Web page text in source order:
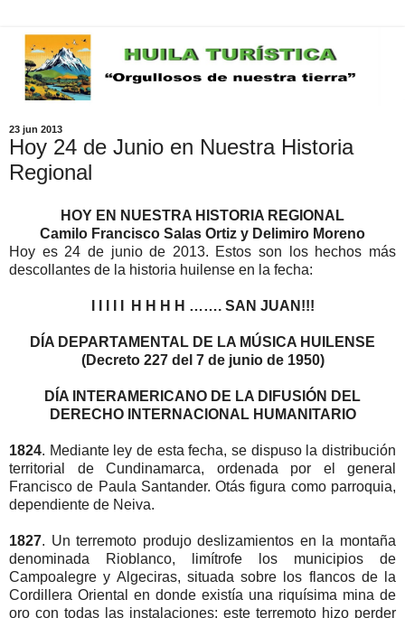
23 jun 2013
Hoy 24 de Junio en Nuestra Historia
Regional
HOY EN NUESTRA HISTORIA REGIONAL
Camilo Francisco Salas Ortiz y Delimiro Moreno
Hoy es 24 de junio de 2013. Estos son los hechos más
descollantes de la historia huilense en la fecha:
I I I I I H H H H ……. SAN JUAN!!!
DÍA DEPARTAMENTAL DE LA MÚSICA HUILENSE
(Decreto 227 del 7 de junio de 1950)
DÍA INTERAMERICANO DE LA DIFUSIÓN DEL
DERECHO INTERNACIONAL HUMANITARIO
1824. Mediante ley de esta fecha, se dispuso la distribución
territorial de Cundinamarca, ordenada por el general
Francisco de Paula Santander. Otás figura como parroquia,
dependiente de Neiva.
1827. Un terremoto produjo deslizamientos en la montaña
denominada Rioblanco, limítrofe los municipios de
Campoalegre y Algeciras, situada sobre los flancos de la
Cordillera Oriental en donde existía una riquísima mina de
oro con todas las instalaciones; este terremoto hizo perder